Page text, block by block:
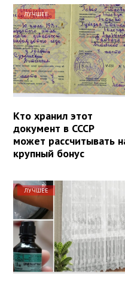
ЛУЧШЕЕ
Кто хранил этот
документ в СССР
может рассчитывать
крупный бонус
ЛУЧШЕЕ